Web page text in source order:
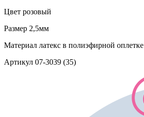
Цвет розовый
Размер 2,5мм
Материал латекс в полиэфирной оплетке
Артикул 07-3039 (35)